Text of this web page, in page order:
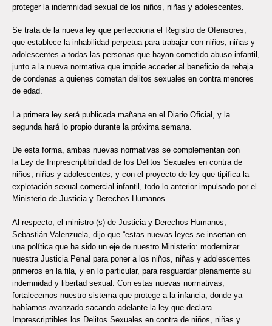
proteger la indemnidad sexual de los niños, niñas y adolescentes.
Se trata de la nueva ley que perfecciona el Registro de Ofensores,
que establece la inhabilidad perpetua para trabajar con niños, niñas y
adolescentes a todas las personas que hayan cometido abuso infantil,
junto a la nueva normativa que impide acceder al beneficio de rebaja
de condenas a quienes cometan delitos sexuales en contra menores
de edad.
La primera ley será publicada mañana en el Diario Oficial, y la
segunda hará lo propio durante la próxima semana.
De esta forma, ambas nuevas normativas se complementan con
la Ley de Imprescriptibilidad de los Delitos Sexuales en contra de
niños, niñas y adolescentes, y con el proyecto de ley que tipifica la
explotación sexual comercial infantil, todo lo anterior impulsado por el
Ministerio de Justicia y Derechos Humanos.
Al respecto, el ministro (s) de Justicia y Derechos Humanos,
Sebastián Valenzuela, dijo que “estas nuevas leyes se insertan en
una política que ha sido un eje de nuestro Ministerio: modernizar
nuestra Justicia Penal para poner a los niños, niñas y adolescentes
primeros en la fila, y en lo particular, para resguardar plenamente su
indemnidad y libertad sexual. Con estas nuevas normativas,
fortalecemos nuestro sistema que protege a la infancia, donde ya
habíamos avanzado sacando adelante la ley que declara
Imprescriptibles los Delitos Sexuales en contra de niños, niñas y